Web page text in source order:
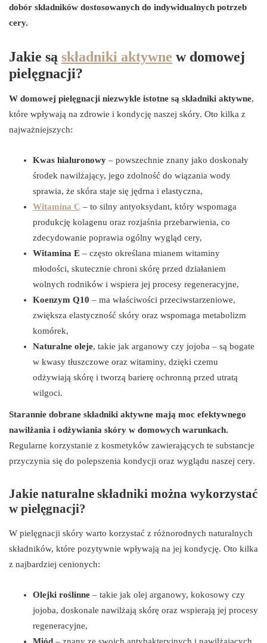
dobór składników dostosowanych do indywidualnych potrzeb
cery.
Jakie są składniki aktywne w domowej
pielęgnacji?
W domowej pielęgnacji niezwykle istotne są składniki aktywne,
które wpływają na zdrowie i kondycję naszej skóry. Oto kilka z
najważniejszych:
Kwas hialuronowy – powszechnie znany jako doskonały
środek nawilżający, jego zdolność do wiązania wody
sprawia, że skóra staje się jędrna i elastyczna,
Witamina C – to silny antyoksydant, który wspomaga
produkcję kolagenu oraz rozjaśnia przebarwienia, co
zdecydowanie poprawia ogólny wygląd cery,
Witamina E – często określana mianem witaminy
młodości, skutecznie chroni skórę przed działaniem
wolnych rodników i wspiera jej procesy regeneracyjne,
Koenzym Q10 – ma właściwości przeciwstarzeniowe,
zwiększa elastyczność skóry oraz wspomaga metabolizm
komórek,
Naturalne oleje, takie jak arganowy czy jojoba – są bogate
w kwasy tłuszczowe oraz witaminy, dzięki czemu
odżywiają skórę i tworzą barierę ochronną przed utratą
wilgoci.
Starannie dobrane składniki aktywne mają moc efektywnego
nawilżania i odżywiania skóry w domowych warunkach.
Regularne korzystanie z kosmetyków zawierających te substancje
przyczynia się do polepszenia kondycji oraz wyglądu naszej cery.
Jakie naturalne składniki można wykorzystać
w pielęgnacji?
W pielęgnacji skóry warto korzystać z różnorodnych naturalnych
składników, które pozytywnie wpływają na jej kondycję. Oto kilka
z najbardziej cenionych:
Olejki roślinne – takie jak olej arganowy, kokosowy czy
jojoba, doskonale nawilżają skórę oraz wspierają jej procesy
regeneracyjne,
Miód – znany ze swoich antybakteryjnych i nawilżających